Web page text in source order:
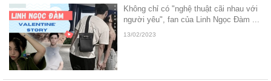
Không chỉ có "nghệ thuật cãi nhau với
người yêu", fan của Linh Ngọc Đàm ...
13/02/2023